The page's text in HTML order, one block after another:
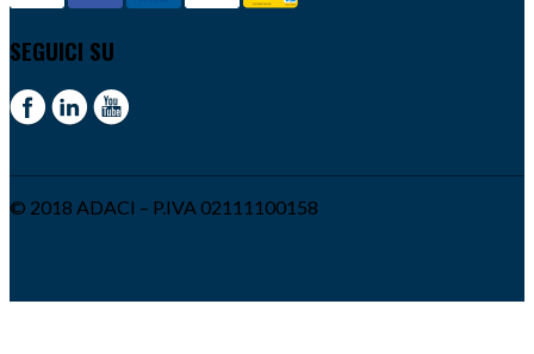
SEGUICI SU
© 2018 ADACI – P.IVA 02111100158